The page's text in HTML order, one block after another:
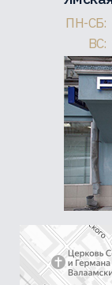
ПН-СБ:
ВС: